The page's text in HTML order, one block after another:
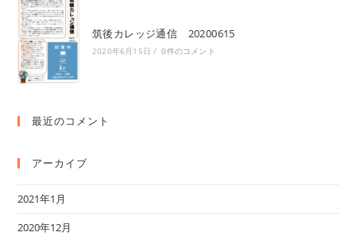
筑後カレッジ通信 20200615
2020年6月15日 / 0件のコメント
最近のコメント
アーカイブ
2021年1月
2020年12月